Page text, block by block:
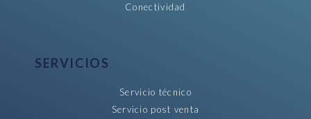
Conectividad
SERVICIOS
Servicio técnico
Servicio post venta